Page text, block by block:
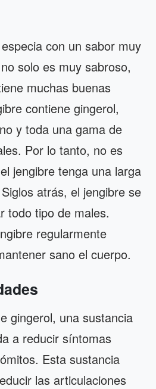
con un sabor muy
solo es muy sabroso,
muchas buenas
contiene gingerol,
y toda una gama de
Por lo tanto, no es
jengibre tenga una larga
atrás, el jengibre se
todo tipo de males.
regularmente
sano el cuerpo.
gingerol, una sustancia
a reducir síntomas
Esta sustancia
las articulaciones